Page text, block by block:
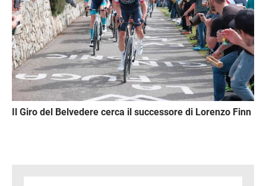
Il Giro del Belvedere cerca il successore di Lorenzo Finn